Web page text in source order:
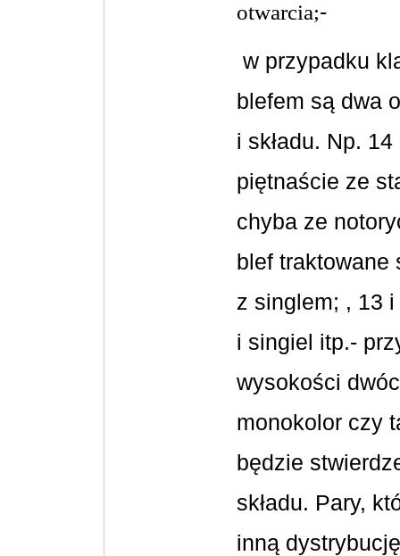
otwarcia;-
w przypadku
blefem są dwa
i składu. Np.
piętnaście ze
chyba ze
blef traktowane
z singlem; , 13
i singiel itp.-
wysokości
monokolor czy
będzie
składu. Pary,
inną